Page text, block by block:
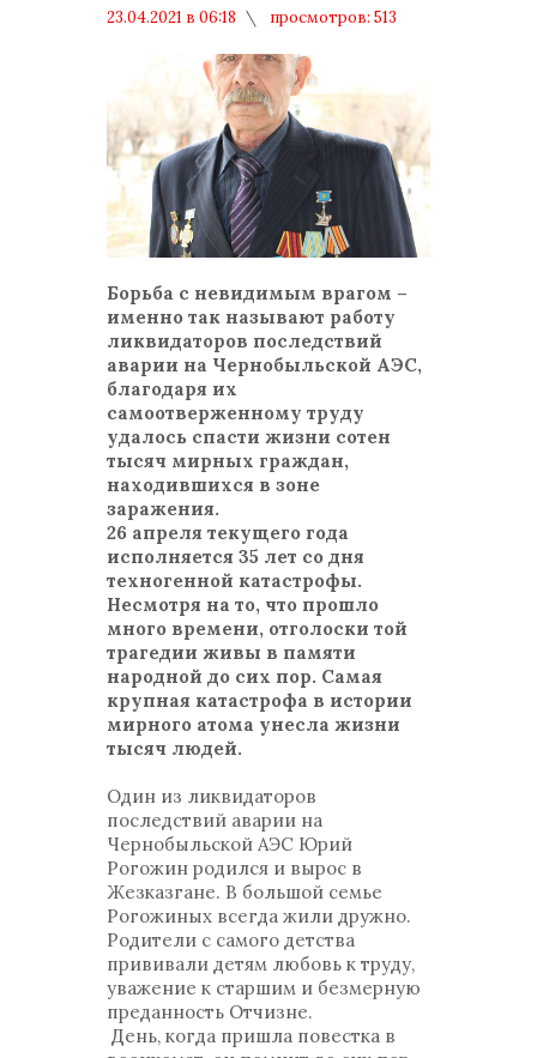
23.04.2021 в 06:18
просмотров: 513
Борьба с невидимым врагом –
именно так называют работу
ликвидаторов последствий
аварии на Чернобыльской АЭС,
благодаря их
самоотверженному труду
удалось спасти жизни сотен
тысяч мирных граждан,
находившихся в зоне
заражения.
26 апреля текущего года
исполняется 35 лет со дня
техногенной катастрофы.
Несмотря на то, что прошло
много времени, отголоски той
трагедии живы в памяти
народной до сих пор. Самая
крупная катастрофа в истории
мирного атома унесла жизни
тысяч людей.
Один из ликвидаторов
последствий аварии на
Чернобыльской АЭС Юрий
Рогожин родился и вырос в
Жезказгане. В большой семье
Рогожиных всегда жили дружно.
Родители с самого детства
прививали детям любовь к труду,
уважение к старшим и безмерную
преданность Отчизне.
День, когда пришла повестка в